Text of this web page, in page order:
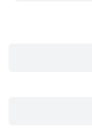
دارند، انتشار نمی‌یابند